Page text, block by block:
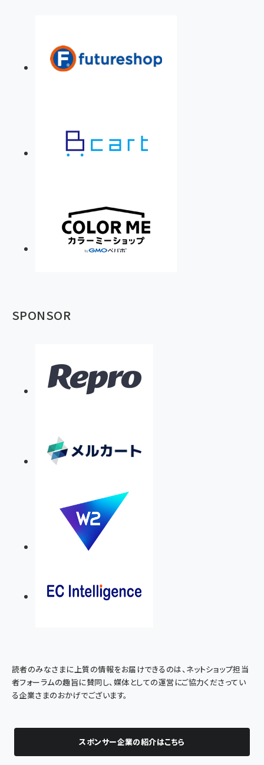
SPONSOR
読者のみなさまに上質の情報をお届けできるのは、ネットショップ担当
者フォーラムの趣旨に賛同し、媒体としての運営にご協力くださってい
る企業さまのおかげでございます。
スポンサー企業の紹介はこちら